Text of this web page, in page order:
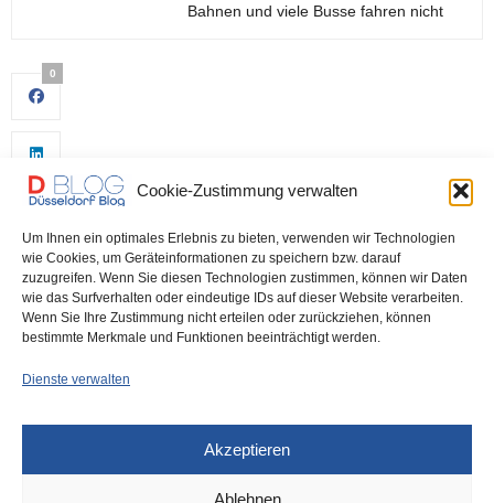
Cookie-Zustimmung verwalten
Um Ihnen ein optimales Erlebnis zu bieten, verwenden wir Technologien
wie Cookies, um Geräteinformationen zu speichern bzw. darauf
zuzugreifen. Wenn Sie diesen Technologien zustimmen, können wir Daten
wie das Surfverhalten oder eindeutige IDs auf dieser Website verarbeiten.
Wenn Sie Ihre Zustimmung nicht erteilen oder zurückziehen, können
bestimmte Merkmale und Funktionen beeinträchtigt werden.
Dienste verwalten
Akzeptieren
Ablehnen
Bahnen und viele Busse fahren nicht
0